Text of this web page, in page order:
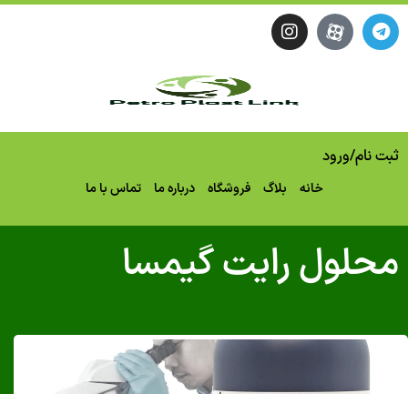
ثبت نام/ورود
خانه بلاگ فروشگاه درباره ما تماس با ما
محلول رایت گیمسا